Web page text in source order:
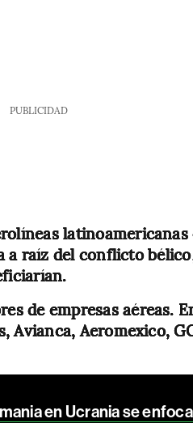
PUBLICIDAD
a raíz del conflicto bélico
de empresas aéreas.
Avianca, Aeromexico,
en Ucrania se